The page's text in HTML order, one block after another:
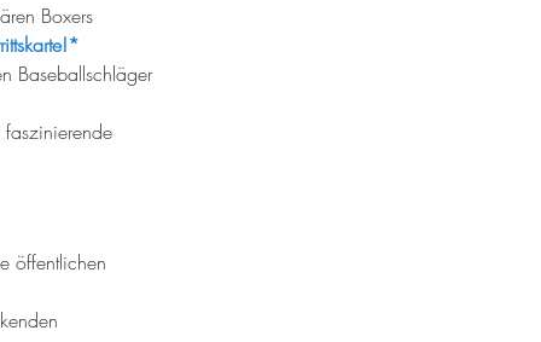
Boxers
Baseballschläger
öffentlichen